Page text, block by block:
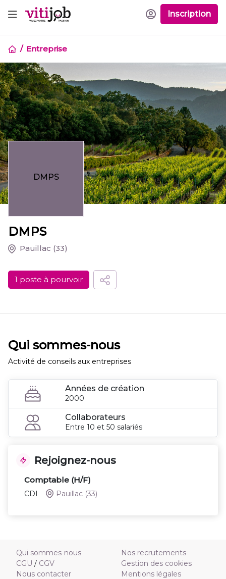
Inscription
Entreprise
DMPS
DMPS
Pauillac (33)
1 poste à pourvoir
Qui sommes-nous
Activité de conseils aux entreprises
Années de création
2000
Collaborateurs
Entre 10 et 50 salariés
Rejoignez-nous
Comptable (H/F)
CDI Pauillac (33)
Qui sommes-nous
CGU / CGV
Nous contacter
Nos recrutements
Gestion des cookies
Mentions légales